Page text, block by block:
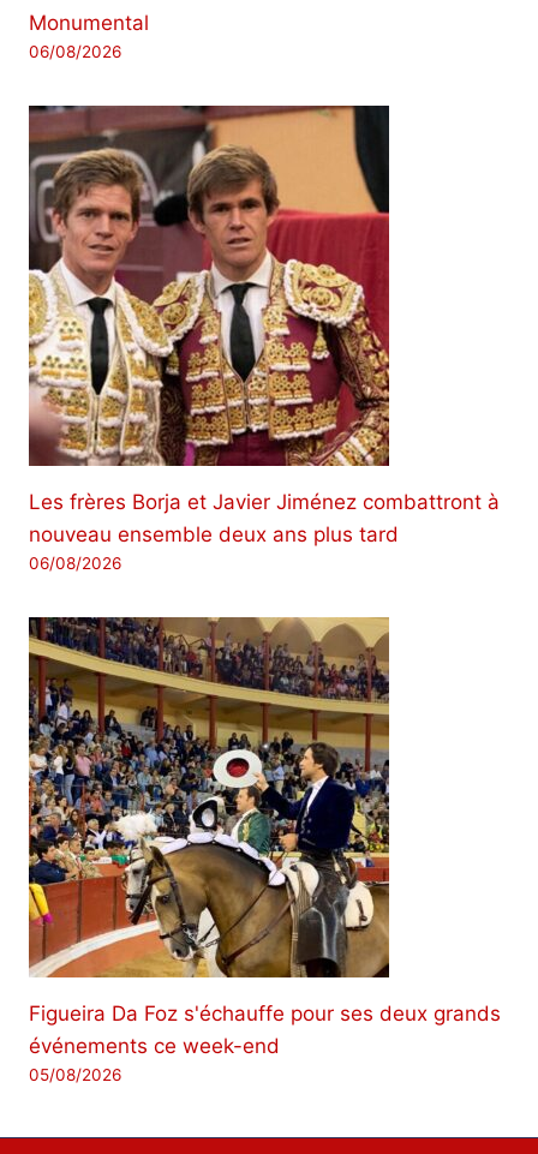
Monumental
06/08/2026
Les frères Borja et Javier Jiménez combattront à
nouveau ensemble deux ans plus tard
06/08/2026
Figueira Da Foz s'échauffe pour ses deux grands
événements ce week-end
05/08/2026